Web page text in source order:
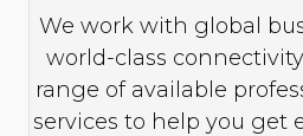
We work with global
world-class
range of available
services to help you get